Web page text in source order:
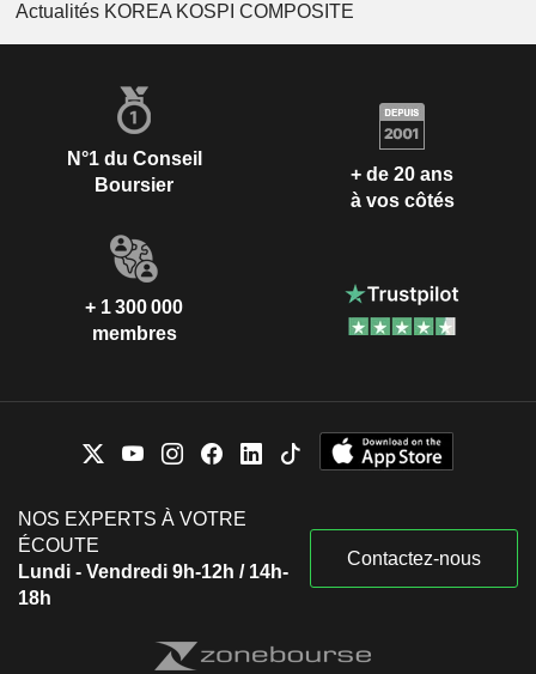
Actualités KOREA KOSPI COMPOSITE
N°1 du Conseil
Boursier
+ de 20 ans
à vos côtés
+ 1 300 000
membres
NOS EXPERTS À VOTRE
ÉCOUTE
Lundi - Vendredi 9h-12h / 14h-
18h
Contactez-nous